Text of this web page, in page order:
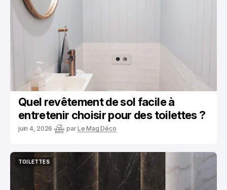
Quel revêtement de sol facile à
entretenir choisir pour des toilettes ?
juin 4, 2026 parLe Mag Déco
TOILETTES